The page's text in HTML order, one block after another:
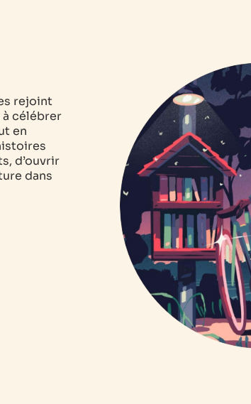
rejoint
célébrer
en
d’ouvrir
dans